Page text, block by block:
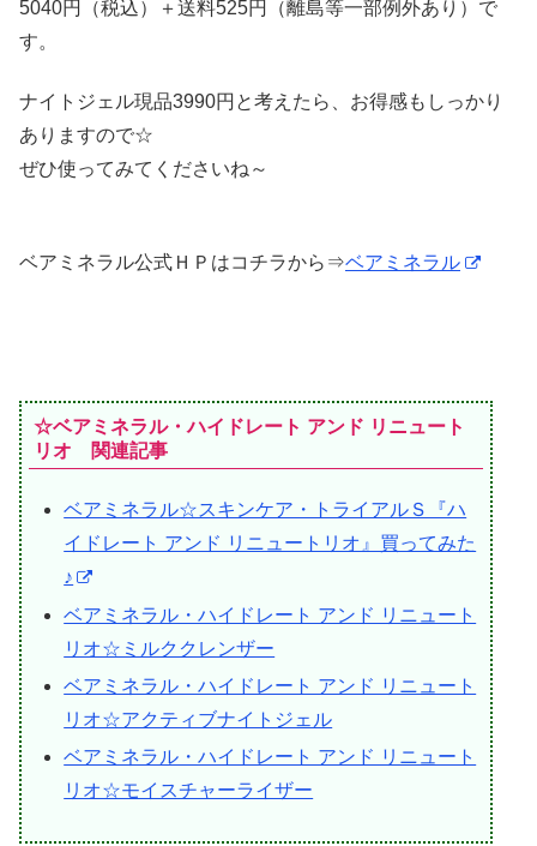
5040円（税込）＋送料525円（離島等一部例外あり）で
す。
ナイトジェル現品3990円と考えたら、お得感もしっかり
ありますので☆
ぜひ使ってみてくださいね～
ベアミネラル公式ＨＰはコチラから⇒ベアミネラル
☆ベアミネラル・ハイドレート アンド リニュート
リオ 関連記事
ベアミネラル☆スキンケア・トライアルＳ『ハ
イドレート アンド リニュートリオ』買ってみた
♪
ベアミネラル・ハイドレート アンド リニュート
リオ☆ミルククレンザー
ベアミネラル・ハイドレート アンド リニュート
リオ☆アクティブナイトジェル
ベアミネラル・ハイドレート アンド リニュート
リオ☆モイスチャーライザー